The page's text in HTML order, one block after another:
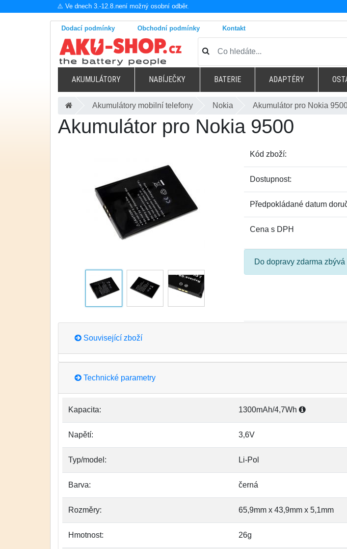
⚠️ Ve dnech 3.-12.8.není možný osobní odběr.
Dodací podmínky Obchodní podmínky Kontakt
AKUMULÁTORY NABÍJEČKY BATERIE ADAPTÉRY
Akumulátory mobilní telefony Nokia Akumulátor pro Nokia
Akumulátor pro Nokia 9500
Kód zboží:
Dostupnost:
Předpokládané datum
Cena s DPH
Do dopravy zdarma
Související zboží
Technické parametry
Kapacita: 1300mAh/4,7Wh
Napětí: 3,6V
Typ/model: Li-Pol
Barva: černá
Rozměry: 65,9mm x 43,9mm x 5,1mm
Hmotnost: 26g